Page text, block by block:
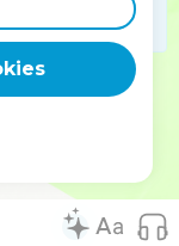
règne sur le
sa gloire
Used by permission.